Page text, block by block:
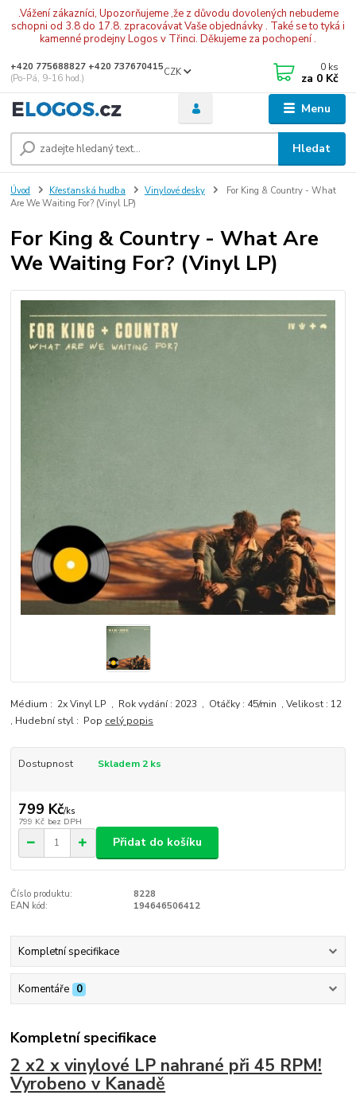
.Vážení zákazníci, Upozorňujeme ,že z důvodu dovolených nebudeme
schopni od 3.8 do 17.8. zpracovávat Vaše objednávky . Také se to tyká i
kamenné prodejny Logos v Třinci. Děkujeme za pochopení .
Menu
CZK
Hledat
+420 775688827 +420 737670415
(Po-Pá, 9-16 hod.)
0 ks
za 0 Kč
Úvod Křesťanská hudba Vinylové desky
For King & Country - What
Are We Waiting For? (Vinyl LP)
For King & Country - What Are
We Waiting For? (Vinyl LP)
Médium : 2x Vinyl LP , Rok vydání : 2023 , Otáčky : 45/min , Velikost : 12
, Hudební styl : Pop celý popis
Dostupnost Skladem 2 ks
799 Kč/ks
799 Kč bez DPH
Přidat do košíku
Číslo produktu:
8228
EAN kód:
194646506412
Kompletní specifikace
Komentáře 0
Kompletní specifikace
2 x2 x vinylové LP nahrané při 45 RPM!
Vyrobeno v Kanadě